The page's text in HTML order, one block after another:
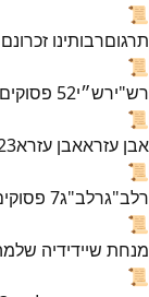
📜
תרגוםרבותינו
📜
רש"ירש״י52 פסוקים
📜
אבן עזראאבן עזרא
📜
רלב"גרלב"ג7
📜
מנחת שיידידיה
📜